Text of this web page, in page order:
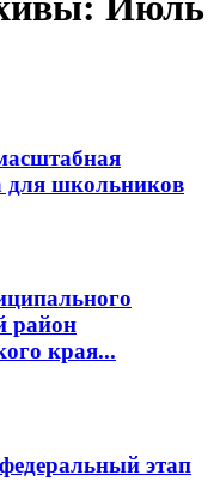
для школьников
район
края...
этап